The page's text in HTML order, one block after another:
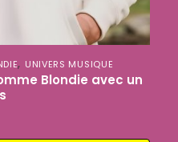
, UNIVERS MUSIQUE
Blondie avec un